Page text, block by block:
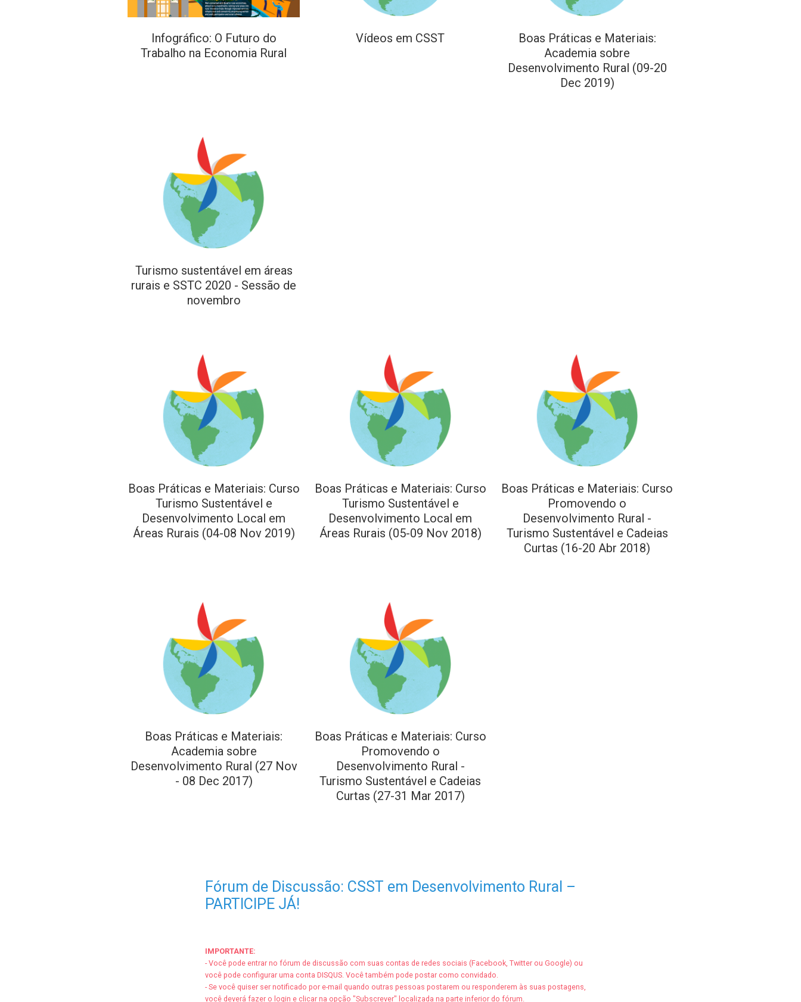
Infográfico: O Futuro do
Trabalho na Economia Rural
Vídeos em CSST
Boas Práticas e Materiais:
Academia sobre
Desenvolvimento Rural (09-20
Dec 2019)
Turismo sustentável em áreas
rurais e SSTC 2020 - Sessão de
novembro
Boas Práticas e Materiais: Curso
Turismo Sustentável e
Desenvolvimento Local em
Áreas Rurais (04-08 Nov 2019)
Boas Práticas e Materiais: Curso
Turismo Sustentável e
Desenvolvimento Local em
Áreas Rurais (05-09 Nov 2018)
Boas Práticas e Materiais: Curso
Promovendo o
Desenvolvimento Rural -
Turismo Sustentável e Cadeias
Curtas (16-20 Abr 2018)
Boas Práticas e Materiais:
Academia sobre
Desenvolvimento Rural (27 Nov
- 08 Dec 2017)
Boas Práticas e Materiais: Curso
Promovendo o
Desenvolvimento Rural -
Turismo Sustentável e Cadeias
Curtas (27-31 Mar 2017)
Fórum de Discussão: CSST em Desenvolvimento Rural –
PARTICIPE JÁ!
IMPORTANTE:
- Você pode entrar no fórum de discussão com suas contas de redes sociais (Facebook, Twitter ou Google) ou
você pode configurar uma conta DISQUS. Você também pode postar como convidado.
- Se você quiser ser notificado por e-mail quando outras pessoas postarem ou responderem às suas postagens,
você deverá fazer o login e clicar na opção "Subscrever" localizada na parte inferior do fórum.